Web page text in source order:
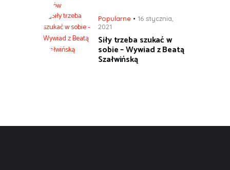
Popularne
16 stycznia,
2021
Siły trzeba szukać w
sobie – Wywiad z Beatą
Szałwińską